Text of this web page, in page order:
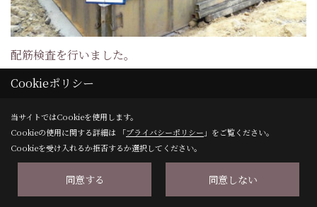
配筋検査を行いました。
基礎配筋が組みあがると、まもりすまい保険の配筋検査を行
かる部分は細かく入ります。配筋が図面どおりに組まれてい
るのか照合しながら確認します。
23. 2018年08月01日
Cookieポリシー
当サイトではCookieを使用します。
Cookieの使用に関する詳細は 「プライバシーポリシー 」をご覧ください。
Cookieを受け入れるか拒否するか選択してください。
同意する 同意しない